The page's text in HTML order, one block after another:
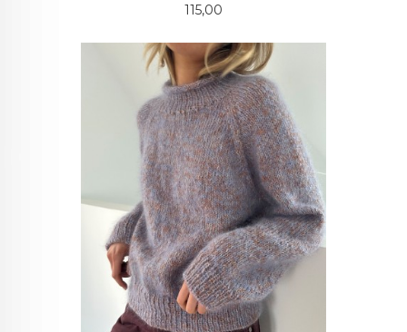
Pris
115,00